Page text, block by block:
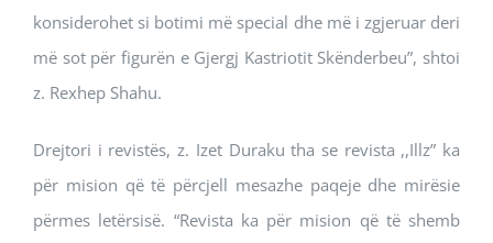
konsiderohet si botimi më special dhe më i zgjeruar deri
më sot për figurën e Gjergj Kastriotit Skënderbeu”, shtoi
z. Rexhep Shahu.
Drejtori i revistës, z. Izet Duraku tha se revista ,,Illz” ka
për mision që të përcjell mesazhe paqeje dhe mirësie
përmes letërsisë. “Revista ka për mision që të shemb